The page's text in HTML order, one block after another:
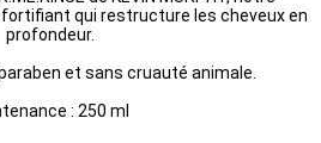
qui restructure les cheveux en
profondeur.
et sans cruauté animale.
: 250 ml